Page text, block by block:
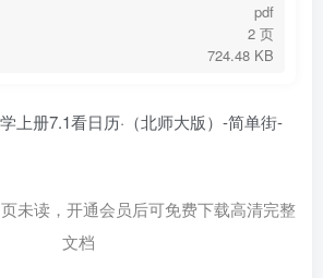
pdf
2 页
724.48 KB
页未读，开通会员后可免费下载高清完整
文档